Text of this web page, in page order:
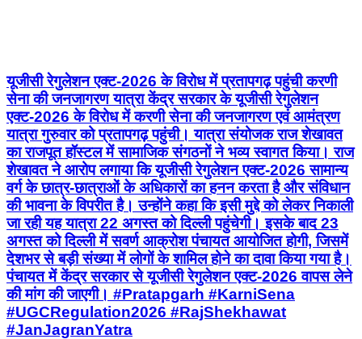
यूजीसी रेगुलेशन एक्ट-2026 के विरोध में प्रतापगढ़ पहुंची करणी
सेना की जनजागरण यात्रा केंद्र सरकार के यूजीसी रेगुलेशन
एक्ट-2026 के विरोध में करणी सेना की जनजागरण एवं आमंत्रण
यात्रा गुरुवार को प्रतापगढ़ पहुंची। यात्रा संयोजक राज शेखावत
का राजपूत हॉस्टल में सामाजिक संगठनों ने भव्य स्वागत किया। राज
शेखावत ने आरोप लगाया कि यूजीसी रेगुलेशन एक्ट-2026 सामान्य
वर्ग के छात्र-छात्राओं के अधिकारों का हनन करता है और संविधान
की भावना के विपरीत है। उन्होंने कहा कि इसी मुद्दे को लेकर निकाली
जा रही यह यात्रा 22 अगस्त को दिल्ली पहुंचेगी। इसके बाद 23
अगस्त को दिल्ली में सवर्ण आक्रोश पंचायत आयोजित होगी, जिसमें
देशभर से बड़ी संख्या में लोगों के शामिल होने का दावा किया गया है।
पंचायत में केंद्र सरकार से यूजीसी रेगुलेशन एक्ट-2026 वापस लेने
की मांग की जाएगी। #Pratapgarh #KarniSena
#UGCRegulation2026 #RajShekhawat
#JanJagranYatra